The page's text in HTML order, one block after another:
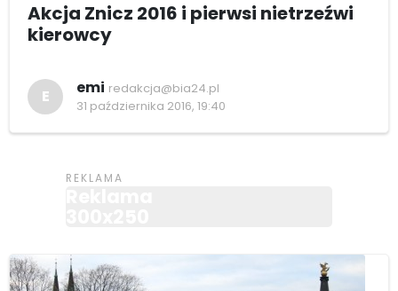
Akcja Znicz 2016 i pierwsi nietrzeźwi
kierowcy
E emi redakcja@bia24.pl
31 października 2016, 19:40